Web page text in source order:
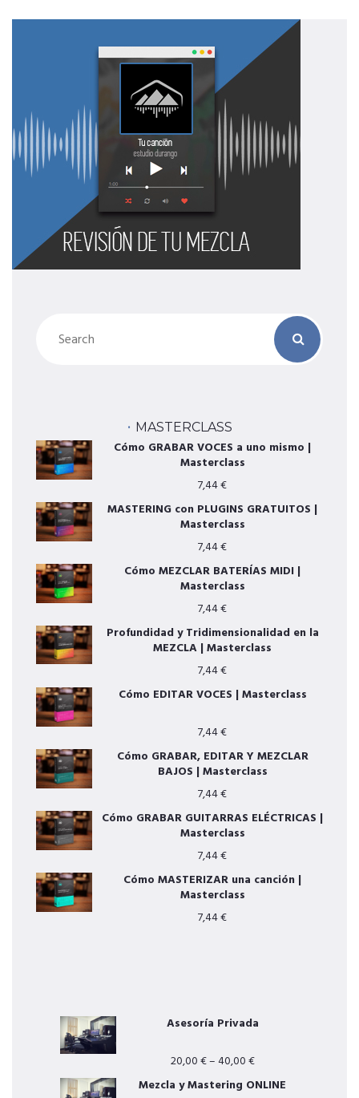
MASTERCLASS
Cómo GRABAR VOCES a uno mismo |
Masterclass
7,44€
MASTERING con PLUGINS GRATUITOS |
Masterclass
7,44€
Cómo MEZCLAR BATERÍAS MIDI |
Masterclass
7,44€
Profundidad y Tridimensionalidad en la
MEZCLA | Masterclass
7,44€
Cómo EDITAR VOCES | Masterclass
7,44€
Cómo GRABAR, EDITAR Y MEZCLAR
BAJOS | Masterclass
7,44€
Cómo GRABAR GUITARRAS ELÉCTRICAS |
Masterclass
7,44€
Cómo MASTERIZAR una canción |
Masterclass
7,44€
Asesoría Privada
20,00€–40,00€
Mezcla y Mastering ONLINE